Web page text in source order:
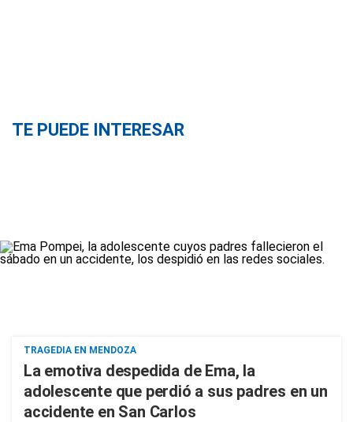
TE PUEDE INTERESAR
TRAGEDIA EN MENDOZA
La emotiva despedida de Ema, la
adolescente que perdió a sus padres en un
accidente en San Carlos